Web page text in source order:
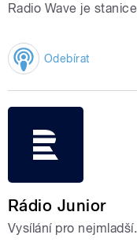
Odebírat
Rádio Junior
Vysílání pro nejmladší.